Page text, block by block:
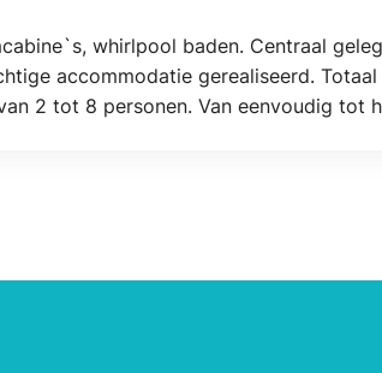
whirlpool baden. Centraal
accommodatie gerealiseerd.
2 tot 8 personen. Van eenvoudig tot